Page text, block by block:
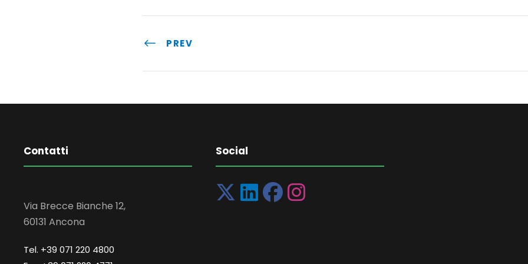
PREV
Contatti
Via Brecce Bianche 12,
60131 Ancona
Tel. +39 071 220 4800
Social